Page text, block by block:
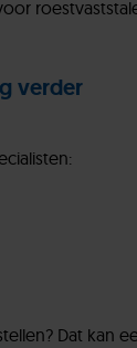
verder
Dat kan